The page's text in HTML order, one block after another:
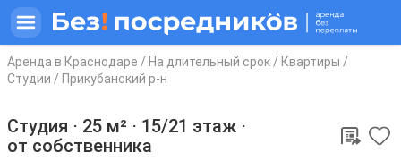
Аренда в Краснодаре / На длительный срок / Квартиры /
Студии / Прикубанский р-н
Студия ⋅ 25 м² ⋅ 15/21 этаж ⋅
от собственника